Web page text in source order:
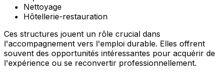
Nettoyage
Hôtellerie-restauration
Ces structures jouent un rôle crucial dans
l'accompagnement vers l'emploi durable. Elles offrent
souvent des opportunités intéressantes pour acquérir de
l'expérience ou se reconvertir professionnellement.